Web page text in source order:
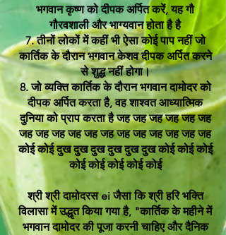
भगवान कृष्ण को दीपक अर्पित करें, यह गौ
गौरवशाली और भाग्यवान होता है है
7. तीनों लोकों में कहीं भी ऐसा कोई पाप नहीं जो
कार्तिक के दौरान भगवान केशव दीपक अर्पित करने
से शुद्ध नहीं होगा।
8. जो व्यक्ति कार्तिक के दौरान भगवान दामोदर को
दीपक अर्पित करता है, वह शाश्वत आध्यात्मिक
दुनिया को प्राप करता है जह जह जह जह जह जह
जह जह जह जह जह जह जह जह जह जह जह जह
कोई कोई दुख दुख दुख दुख दुख दुख कोई कोई कोई
कोई कोई कोई कोई कोई
श्री श्री दामोदरस ei जैसा कि श्री हरि भक्ति
विलासा में उद्धृत किया गया है, "कार्तिक के महीने में
भगवान दामोदर की पूजा करनी चाहिए और दैनिक